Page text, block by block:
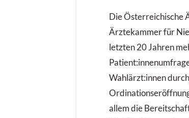
Die Österreichische
Ärztekammer für
letzten 20 Jahren
Wahlärzt:innen
allem die